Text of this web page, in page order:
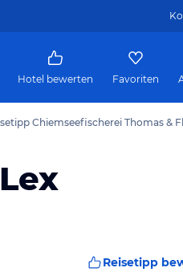
Hotel bewerten Favoriten
Chiemseefischerei Thomas &
Reisetipp